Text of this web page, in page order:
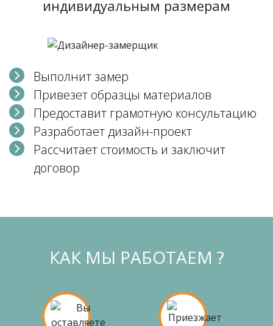
индивидуальным размерам
Выполнит замер
Привезет образцы материалов
Предоставит грамотную консультацию
Разработает дизайн-проект
Рассчитает стоимость и заключит
договор
КАК МЫ РАБОТАЕМ ?